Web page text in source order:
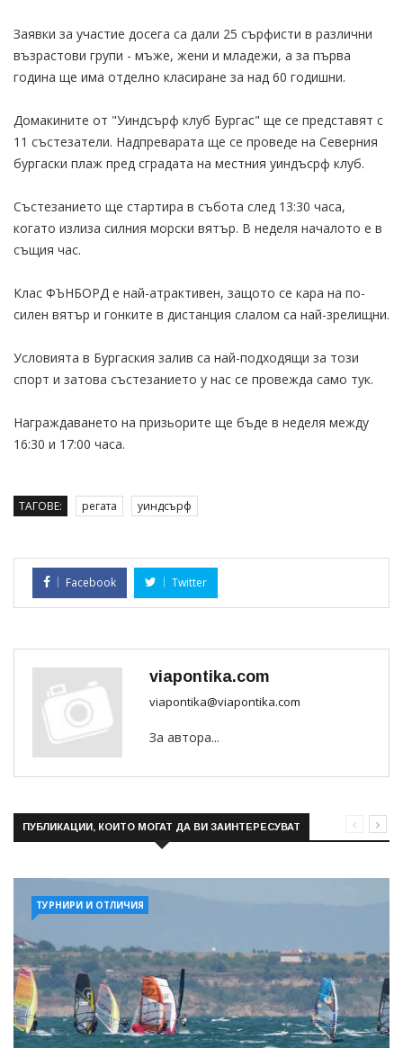
Заявки за участие досега са дали 25 сърфисти в различни
възрастови групи - мъже, жени и младежи, а за първа
година ще има отделно класиране за над 60 годишни.
Домакините от "Уиндсърф клуб Бургас" ще се представят с
11 състезатели. Надпреварата ще се проведе на Северния
бургаски плаж пред сградата на местния уиндъсрф клуб.
Състезанието ще стартира в събота след 13:30 часа,
когато излиза силния морски вятър. В неделя началото е в
същия час.
Клас ФЪНБОРД е най-атрактивен, защото се кара на по-
силен вятър и гонките в дистанция слалом са най-зрелищни.
Условията в Бургаския залив са най-подходящи за този
спорт и затова състезанието у нас се провежда само тук.
Награждаването на призьорите ще бъде в неделя между
16:30 и 17:00 часа.
ТАГОВЕ: регата уиндсърф
Facebook Twitter
viapontika.com
viapontika@viapontika.com
За автора...
ПУБЛИКАЦИИ, КОИТО МОГАТ ДА ВИ ЗАИНТЕРЕСУВАТ
ТУРНИРИ И ОТЛИЧИЯ